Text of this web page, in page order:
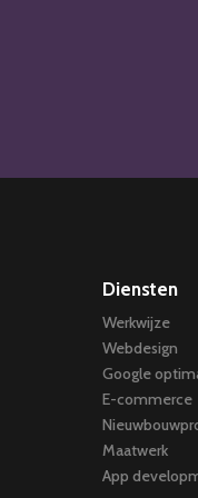
Diensten
Werkwijze
Webdesign
Google
E-commerce
Maatwerk
App